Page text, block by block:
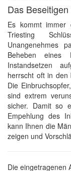
Das
Es kommt
Triesting
Unangenehmes
Beheben eines
Instandsetzen
herrscht oft in den
Die
sind extrem
sicher. Damit so
Empehlung des
kann Ihnen die
zeigen und
Die eingetragenen